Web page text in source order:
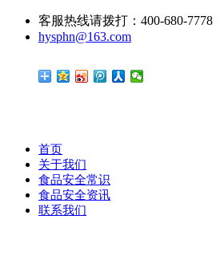
客服热线请拨打：400-680-7778
hysphn@163.com
首页
关于我们
食品安全常识
食品安全资讯
联系我们